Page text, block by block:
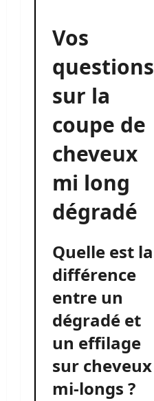
Vos
questions
sur la
coupe de
cheveux
mi long
dégradé
Quelle est la
différence
entre un
dégradé et
un effilage
sur cheveux
mi-longs ?